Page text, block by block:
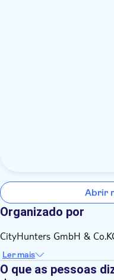
Abrir
Organizado por
CityHunters GmbH &
Ler mais
O que as pessoas